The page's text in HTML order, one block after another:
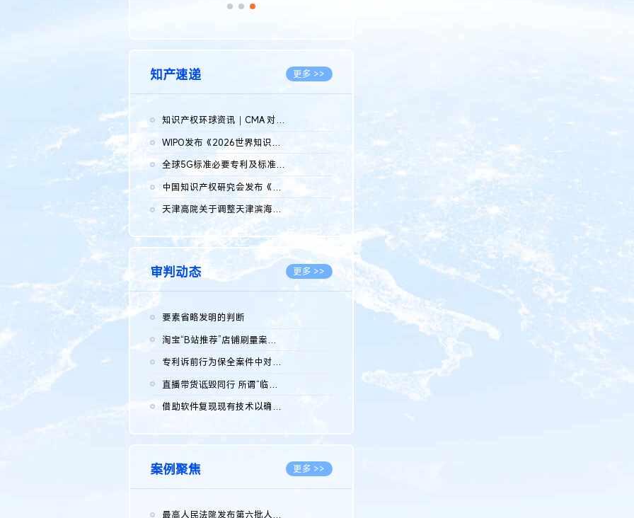
知产速递 更多 >>
知识产权环球资讯｜CMA 对微软发起调查；批量搬运二手平台数据构...
WIPO发布《2026世界知识产权报告》 含报告全文
全球5G标准必要专利及标准提案研究报告（2026年）全文发布
中国知识产权研究会发布《2025年度中国企业海外知识产权纠纷调查...
2026.08.07
天津高院关于调整天津滨海高新技术产业开发区华苑科技园一审普通...
2026.08.07
审判动态 更多 >>
要素省略发明的判断
淘宝“B站推荐”店铺刷量案维持原判，两被告连带赔偿150万元
专利诉前行为保全案件中对仿制药申请人曾作出三类声明的考量及违...
直播带货诋毁同行 所谓“临场发挥”不免责
借助软件复现现有技术以确认相关参数特征是否被公开
案例聚焦 更多 >>
最高人民法院发布第六批人民法院种业知识产权司法保护典型案例 含...